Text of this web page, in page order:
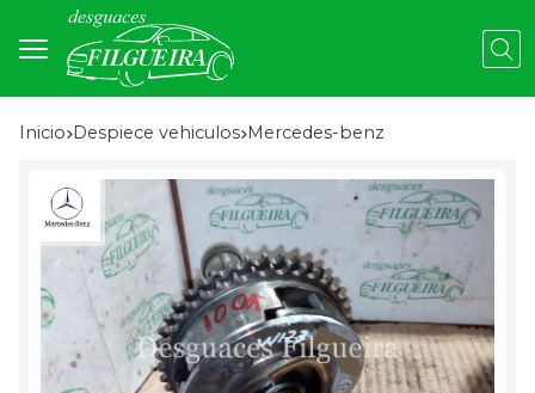
Inicio despiece vehiculos mercedes-benz